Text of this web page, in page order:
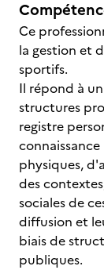
Ce
la gestion et
sportifs.
Il répond à
structures
registre
physiques,
des
sociales de
diffusion et
biais de
publiques.